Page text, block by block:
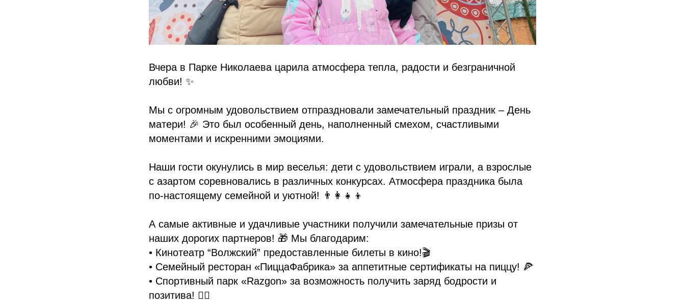
Вчера в Парке Николаева царила атмосфера тепла, радости и безграничной
любви! ✨
Мы с огромным удовольствием отпраздновали замечательный праздник – День
матери! 🎉 Это был особенный день, наполненный смехом, счастливыми
моментами и искренними эмоциями.
Наши гости окунулись в мир веселья: дети с удовольствием играли, а взрослые
с азартом соревновались в различных конкурсах. Атмосфера праздника была
по-настоящему семейной и уютной! 👨‍👩‍👧‍👦
А самые активные и удачливые участники получили замечательные призы от
наших дорогих партнеров! 🎁 Мы благодарим:
• Кинотеатр “Волжский” предоставленные билеты в кино!🎬
• Семейный ресторан «ПиццаФабрика» за аппетитные сертификаты на пиццу! 🍕
• Спортивный парк «Razgon» за возможность получить заряд бодрости и
позитива! 🤸‍♀️